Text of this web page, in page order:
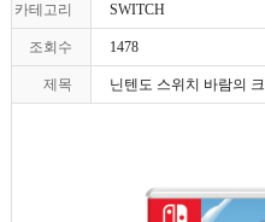
카테고리 SWITCH
조회수 1478
제목 닌텐도 스위치 바람의